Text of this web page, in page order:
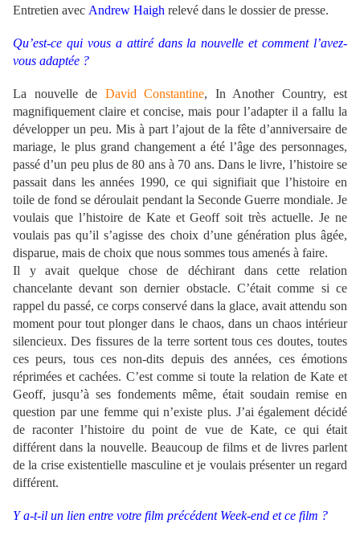
Entretien avec Andrew Haigh relevé dans le dossier de presse.
Qu’est-ce qui vous a attiré dans la nouvelle et comment l’avez-
vous adaptée ?
La nouvelle de David Constantine, In Another Country, est
magnifiquement claire et concise, mais pour l’adapter il a fallu la
développer un peu. Mis à part l’ajout de la fête d’anniversaire de
mariage, le plus grand changement a été l’âge des personnages,
passé d’un peu plus de 80 ans à 70 ans. Dans le livre, l’histoire se
passait dans les années 1990, ce qui signifiait que l’histoire en
toile de fond se déroulait pendant la Seconde Guerre mondiale. Je
voulais que l’histoire de Kate et Geoff soit très actuelle. Je ne
voulais pas qu’il s’agisse des choix d’une génération plus âgée,
disparue, mais de choix que nous sommes tous amenés à faire.
Il y avait quelque chose de déchirant dans cette relation
chancelante devant son dernier obstacle. C’était comme si ce
rappel du passé, ce corps conservé dans la glace, avait attendu son
moment pour tout plonger dans le chaos, dans un chaos intérieur
silencieux. Des fissures de la terre sortent tous ces doutes, toutes
ces peurs, tous ces non-dits depuis des années, ces émotions
réprimées et cachées. C’est comme si toute la relation de Kate et
Geoff, jusqu’à ses fondements même, était soudain remise en
question par une femme qui n’existe plus. J’ai également décidé
de raconter l’histoire du point de vue de Kate, ce qui était
différent dans la nouvelle. Beaucoup de films et de livres parlent
de la crise existentielle masculine et je voulais présenter un regard
différent.
Y a-t-il un lien entre votre film précédent Week-end et ce film ?